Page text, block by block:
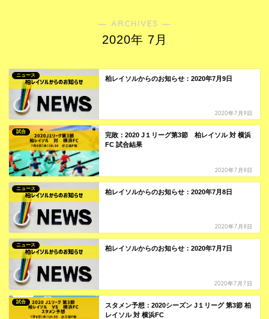
― ARCHIVES ―
2020年 7月
ニュース 柏レイソルからのお知らせ：2020年7月9日
2020年7月9日
試合
完敗：2020 J１リーグ第3節 柏レイソル 対 横浜
FC 試合結果
2020年7月8日
ニュース 柏レイソルからのお知らせ：2020年7月8日
2020年7月8日
ニュース 柏レイソルからのお知らせ：2020年7月7日
2020年7月7日
試合
スタメン予想：2020シーズン J１リーグ 第3節 柏
レイソル 対 横浜FC